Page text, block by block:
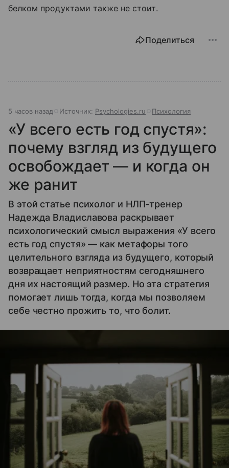
белком продуктами также не стоит.
Поделиться
5 часов назад Источник: Psychologies.ru Психология
«У всего есть год спустя»:
почему взгляд из будущего
освобождает — и когда он
же ранит
В этой статье психолог и НЛП-тренер
Надежда Владиславова раскрывает
психологический смысл выражения «У всего
есть год спустя» — как метафоры того
целительного взгляда из будущего, который
возвращает неприятностям сегодняшнего
дня их настоящий размер. Но эта стратегия
помогает лишь тогда, когда мы позволяем
себе честно прожить то, что болит.